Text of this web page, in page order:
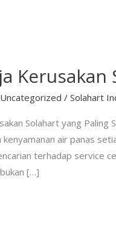
Uncategorized /Solahart
Solahart yang
kenyamanan air panas
terhadap service
[…]